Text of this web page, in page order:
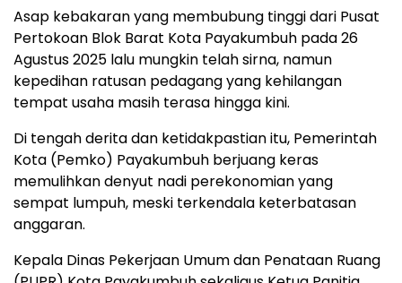
Asap kebakaran yang membubung tinggi dari Pusat
Pertokoan Blok Barat Kota Payakumbuh pada 26
Agustus 2025 lalu mungkin telah sirna, namun
kepedihan ratusan pedagang yang kehilangan
tempat usaha masih terasa hingga kini.
Di tengah derita dan ketidakpastian itu, Pemerintah
Kota (Pemko) Payakumbuh berjuang keras
memulihkan denyut nadi perekonomian yang
sempat lumpuh, meski terkendala keterbatasan
anggaran.
Kepala Dinas Pekerjaan Umum dan Penataan Ruang